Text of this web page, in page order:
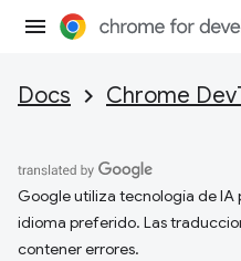
Docs Chrome
Google utiliza tecnología de
idioma preferido. Las
contener errores.